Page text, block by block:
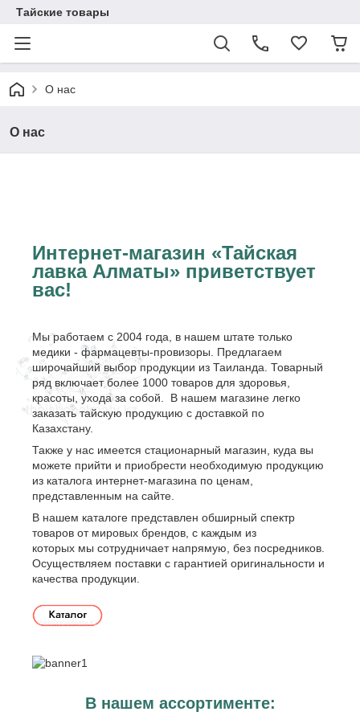
Тайские товары
О нас
О нас
Интернет-магазин «Тайская
лавка Алматы» приветствует
вас!
Мы работаем с 2004 года, в нашем штате только
медики - фармацевты-провизоры. Предлагаем
широчайший выбор продукции из Таиланда. Товарный
ряд включает более 1000 товаров для здоровья,
красоты, ухода за собой. В нашем магазине легко
заказать тайскую продукцию с доставкой по
Казахстану.
Также у нас имеется стационарный магазин, куда вы
можете прийти и приобрести необходимую продукцию
из каталога интернет-магазина по ценам,
представленным на сайте.
В нашем каталоге представлен обширный спектр
товаров от мировых брендов, с каждым из
которых мы сотрудничает напрямую, без посредников.
Осуществляем поставки с гарантией оригинальности и
качества продукции.
В нашем ассортименте: